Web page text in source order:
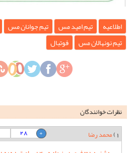
اطلاعیه تیم امید مس تیم جوانان مس
تیم نونهالان مس
فوتبال
نظرات خوانندگان
1) محمد رضا
28